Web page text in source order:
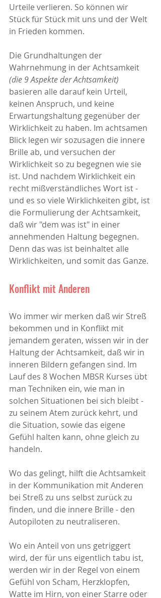
Urteile verlieren. So können wir
Stück für Stück mit uns und der Welt
in Frieden kommen.
Die Grundhaltungen der
Wahrnehmung in der Achtsamkeit
(die 9 Aspekte der Achtsamkeit)
basieren alle darauf kein Urteil,
keinen Anspruch, und keine
Erwartungshaltung gegenüber der
Wirklichkeit zu haben. Im achtsamen
Blick legen wir sozusagen die innere
Brille ab, und versuchen der
Wirklichkeit so zu begegnen wie sie
ist. Und nachdem Wirklichkeit ein
recht mißverständliches Wort ist -
und es so viele Wirklichkeiten gibt, ist
die Formulierung der Achtsamkeit,
daß wir "dem was ist" in einer
annehmenden Haltung begegnen.
Denn das was ist beinhaltet alle
Wirklichkeiten, und somit das Ganze.
Konflikt mit Anderen
Wo immer wir merken daß wir Streß
bekommen und in Konflikt mit
jemandem geraten, wissen wir in der
Haltung der Achtsamkeit, daß wir in
inneren Bildern gefangen sind. Im
Lauf des 8 Wochen MBSR Kurses übt
man Techniken ein, wie man in
solchen Situationen bei sich bleibt -
zu seinem Atem zurück kehrt, und
die Situation, sowie das eigene
Gefühl halten kann, ohne gleich zu
handeln.
Wo das gelingt, hilft die Achtsamkeit
in der Kommunikation mit Anderen
bei Streß zu uns selbst zurück zu
finden, und die innere Brille - den
Autopiloten zu neutraliseren.
Wo ein Anteil von uns getriggert
wird, der für uns eigentlich tabu ist,
werden wir in der Regel von einem
Gefühl von Scham, Herzklopfen,
Watte im Hirn, von einer Starre oder